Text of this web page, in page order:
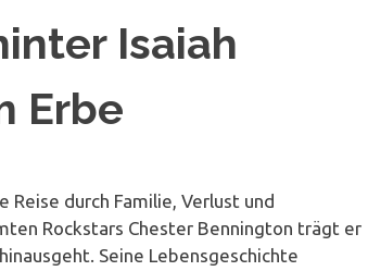
Isaiah
Erbe
durch Familie, Verlust und
Rockstars Chester Bennington trägt er
Seine Lebensgeschichte